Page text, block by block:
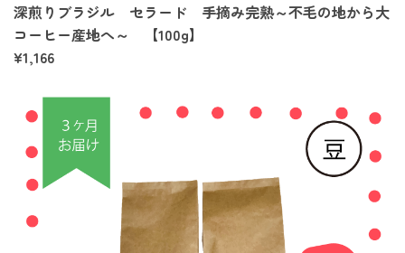
深煎りブラジル セラード 手摘み完熟～不毛の地から大
コーヒー産地へ～ 【100g】
¥1,166